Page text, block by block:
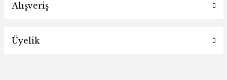
Alışveriş
Üyelik